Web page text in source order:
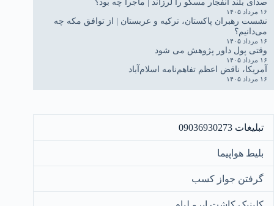
۱۶ مرداد ۱۴۰۵
نشست رهبران پاکستان، ترکیه و عربستان | از توافق مکه چه
می‌دانیم؟
۱۶ مرداد ۱۴۰۵
وقتی پول داور پژوهش می شود
۱۶ مرداد ۱۴۰۵
آمریکا، ناقض اعظم تفاهم‌نامه اسلام‌آباد
۱۶ مرداد ۱۴۰۵
تبلیغات 09036930273
بلیط هواپیما
گرفتن جواز کسب